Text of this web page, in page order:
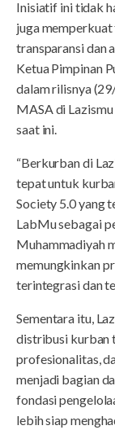
Inisiatif ini tidak
juga
transparansi dan
Ketua Pimpinan
dalam rilisnya
MASA di
saat ini.
“Berkurban di
tepat untuk
Society 5.0 yang
LabMu sebagai
Muhammadiyah
memungkinkan
terintegrasi dan
Sementara itu,
distribusi kurban
profesionalitas,
menjadi bagian
fondasi
lebih siap